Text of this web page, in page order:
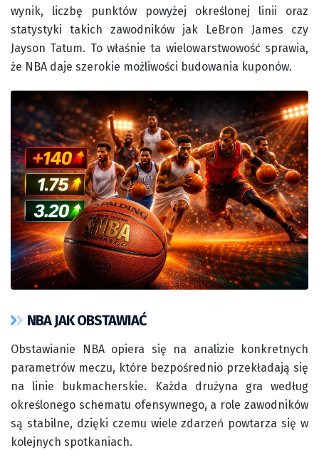
wynik, liczbę punktów powyżej określonej linii oraz
statystyki takich zawodników jak LeBron James czy
Jayson Tatum. To właśnie ta wielowarstwowość sprawia,
że NBA daje szerokie możliwości budowania kuponów.
NBA JAK OBSTAWIAĆ
Obstawianie NBA opiera się na analizie konkretnych
parametrów meczu, które bezpośrednio przekładają się
na linie bukmacherskie. Każda drużyna gra według
określonego schematu ofensywnego, a role zawodników
są stabilne, dzięki czemu wiele zdarzeń powtarza się w
kolejnych spotkaniach.